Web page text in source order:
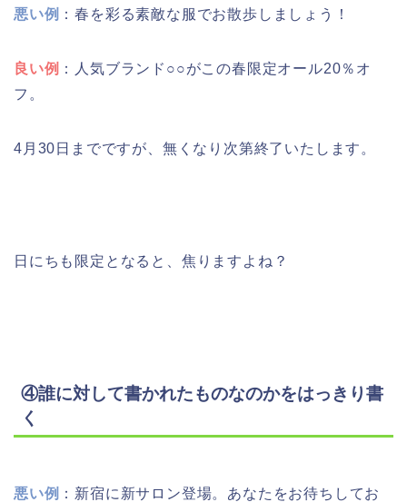
悪い例 ：春を彩る素敵な服でお散歩しましょう！
良い例 ：人気ブランド○○がこの春限定オール20％オ
フ。
4月30日までですが、無くなり次第終了いたします。
日にちも限定となると、焦りますよね？
④誰に対して書かれたものなのかをはっきり書
く
悪い例 ：新宿に新サロン登場。あなたをお待ちしてお